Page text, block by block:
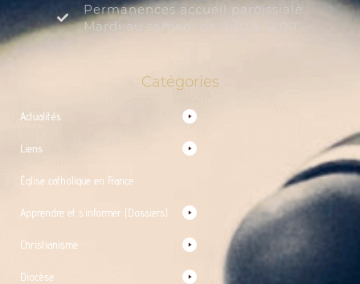
Permanences accueil paroissiale
Mardi au samedi de 9:30 à 12:00
Catégories
Actualités
Liens
Église catholique en France
Apprendre et s’informer (Dossiers)
Christianisme
Diocèse